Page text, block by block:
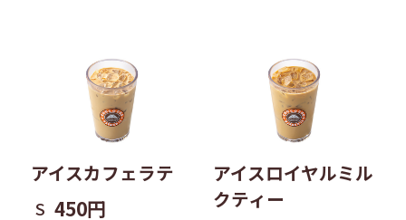
アイスカフェラテ
S 450円
アイスロイヤルミル
クティー